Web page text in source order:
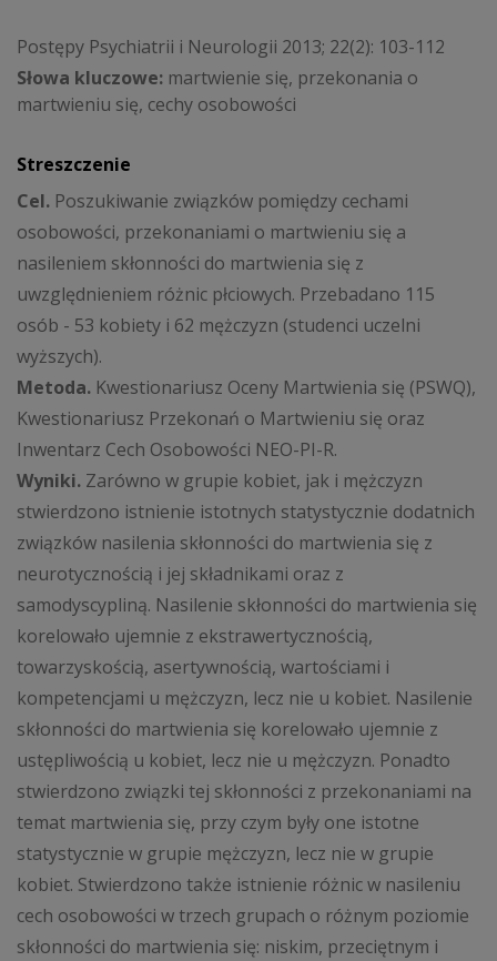
Postępy Psychiatrii i Neurologii 2013; 22(2): 103-112
Słowa kluczowe: martwienie się, przekonania o
martwieniu się, cechy osobowości
Streszczenie
Cel. Poszukiwanie związków pomiędzy cechami
osobowości, przekonaniami o martwieniu się a
nasileniem skłonności do martwienia się z
uwzględnieniem różnic płciowych. Przebadano 115
osób - 53 kobiety i 62 mężczyzn (studenci uczelni
wyższych).
Metoda. Kwestionariusz Oceny Martwienia się (PSWQ),
Kwestionariusz Przekonań o Martwieniu się oraz
Inwentarz Cech Osobowości NEO-PI-R.
Wyniki. Zarówno w grupie kobiet, jak i mężczyzn
stwierdzono istnienie istotnych statystycznie dodatnich
związków nasilenia skłonności do martwienia się z
neurotycznością i jej składnikami oraz z
samodyscypliną. Nasilenie skłonności do martwienia się
korelowało ujemnie z ekstrawertycznością,
towarzyskością, asertywnością, wartościami i
kompetencjami u mężczyzn, lecz nie u kobiet. Nasilenie
skłonności do martwienia się korelowało ujemnie z
ustępliwością u kobiet, lecz nie u mężczyzn. Ponadto
stwierdzono związki tej skłonności z przekonaniami na
temat martwienia się, przy czym były one istotne
statystycznie w grupie mężczyzn, lecz nie w grupie
kobiet. Stwierdzono także istnienie różnic w nasileniu
cech osobowości w trzech grupach o różnym poziomie
skłonności do martwienia się: niskim, przeciętnym i